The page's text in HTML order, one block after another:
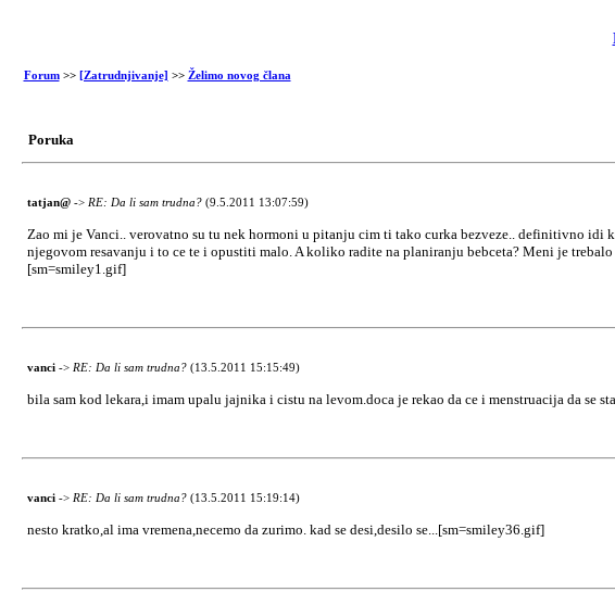
Forum>> [Zatrudnjivanje] >> Želimo novog člana
Poruka
tatjan@-> RE: Da li sam trudna? (9.5.2011 13:07:59)
Zao mi je Vanci.. verovatno su tu nek hormoni u pitanju cim ti tako curka bezveze.. definitivno idi
njegovom resavanju i to ce te i opustiti malo. A koliko radite na planiranju bebceta? Meni je
[sm=smiley1.gif]
vanci-> RE: Da li sam trudna? (13.5.2011 15:15:49)
bila sam kod lekara,i imam upalu jajnika i cistu na levom.doca je rekao da ce i menstruacija da
vanci-> RE: Da li sam trudna? (13.5.2011 15:19:14)
nesto kratko,al ima vremena,necemo da zurimo. kad se desi,desilo se...[sm=smiley36.gif]